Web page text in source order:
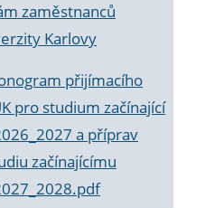
zaměstnanců
Karlovy
přijímacího
pro studium začínající
a příprav
začínajícímu